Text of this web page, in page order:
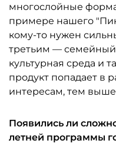
многослойные
примере нашего
кому-то нужен
третьим —
культурная среда и
продукт попадает в
интересам, тем выше
Появились ли
летней программы